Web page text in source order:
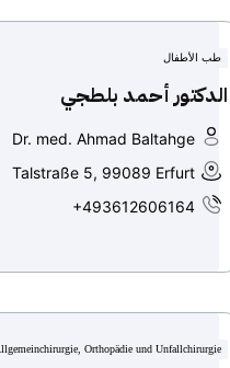
طب الأطفال
الدكتور أحمد بلطجي
Dr. med. Ahmad Baltahge
Talstraße 5, 99089 Erfurt
+493612606164
Orthopädie und Unfallchirurgie